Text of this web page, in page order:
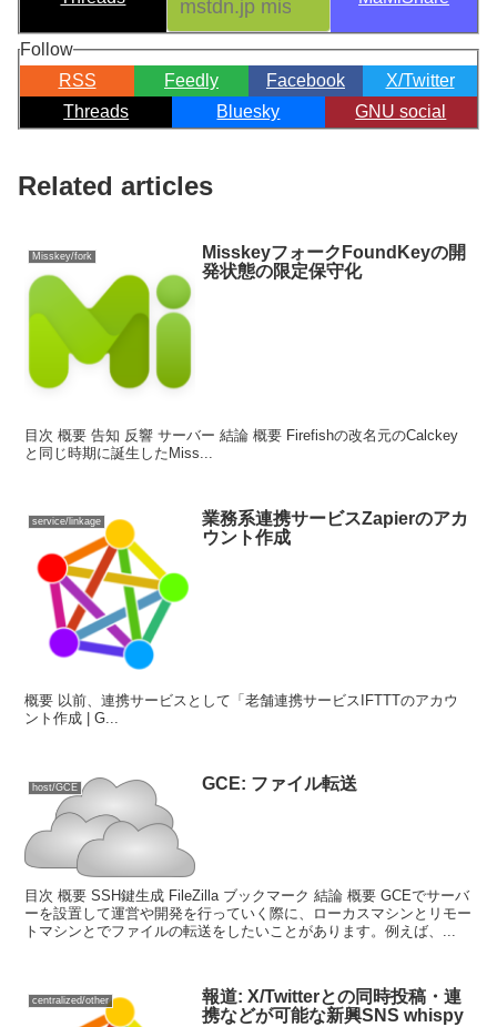
Follow
RSS
Feedly Facebook
X/Twitter
Threads
Bluesky GNU social
Related articles
Misskey/fork
MisskeyフォークFoundKeyの開
発状態の限定保守化
目次 概要 告知 反響 サーバー 結論 概要 Firefishの改名元のCalckey
と同じ時期に誕生したMiss...
service/linkage
業務系連携サービスZapierのアカ
ウント作成
概要 以前、連携サービスとして「老舗連携サービスIFTTTのアカウ
ント作成 | G...
host/GCE GCE: ファイル転送
目次 概要 SSH鍵生成 FileZilla ブックマーク 結論 概要 GCEでサーバ
ーを設置して運営や開発を行っていく際に、ローカスマシンとリモー
トマシンとでファイルの転送をしたいことがあります。例えば、...
centralized/other
報道: X/Twitterとの同時投稿・連
携などが可能な新興SNS whispy